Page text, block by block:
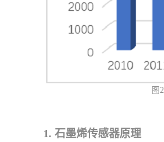
图
1. 石墨烯传感器原理